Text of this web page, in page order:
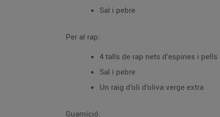
Sal i pebre
Per al rap:
4 talls de rap nets d’espines i
Sal i pebre
Un raig d’oli d’oliva verge extra
Guarnició: